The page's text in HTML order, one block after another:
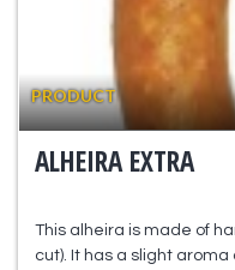
PRODUCT
ALHEIRA EXTRA
This alheira is made of
cut). It has a slight